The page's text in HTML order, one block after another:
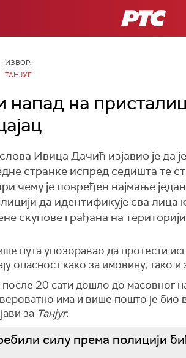
РТС
ИЗВОР:
ТАНЈУГ
напад на
Ивица Дачић изјавио је да
странке испред седишта те
чему је повређен најмање
да идентификује сва лица
скупове грађана на
пута упозоравао да протести
опасност како за имовину, тако и
20 сати дошло до масовног
има и више пошто је био
за Танјуг.
силу према полицији